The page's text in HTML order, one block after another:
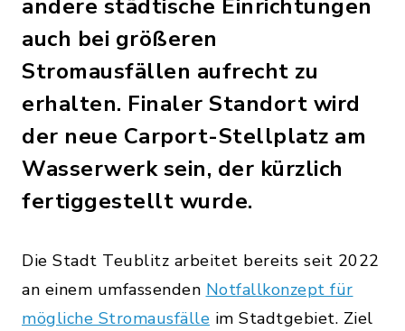
andere städtische Einrichtungen
auch bei größeren
Stromausfällen aufrecht zu
erhalten. Finaler Standort wird
der neue Carport-Stellplatz am
Wasserwerk sein, der kürzlich
fertiggestellt wurde.
Die Stadt Teublitz arbeitet bereits seit 2022
an einem umfassenden Notfallkonzept für
mögliche Stromausfälle im Stadtgebiet. Ziel